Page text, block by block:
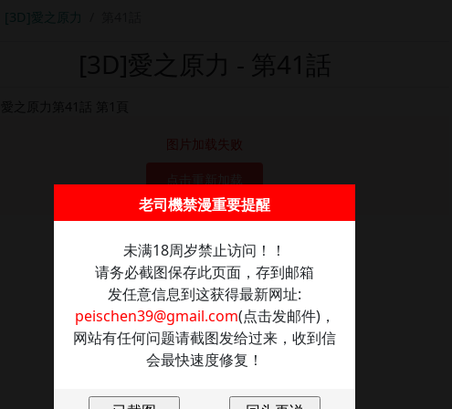
[3D]愛之原力
图片加载失败
老司機禁漫重要提醒
未满18周岁禁止访问！！
请务必截图保存此页面，存到邮箱
发任意信息到这获得最新网址:
peischen39@gmail.com(点击发邮件)，
网站有任何问题请截图发给过来，收到信
会最快速度修复！